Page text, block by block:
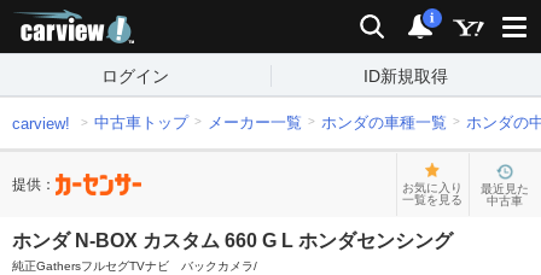
検索 通知
i
ログイン ID新規取得
carview! 中古車トップ メーカー一覧 ホンダの車種一覧 ホンダの
提供：
お気に入り
一覧を見る
最近見た
中古車
ホンダ N-BOX カスタム 660 G L ホンダセンシング
純正GathersフルセグTVナビ バックカメラ/